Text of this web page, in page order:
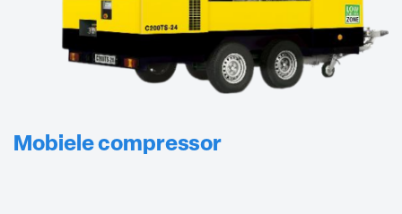
Mobiele compressor